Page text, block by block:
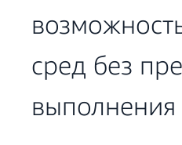
сред без
выполнения